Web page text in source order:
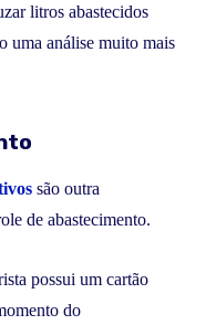
litros abastecidos
uma análise muito mais
são outra
de abastecimento.
possui um cartão
do